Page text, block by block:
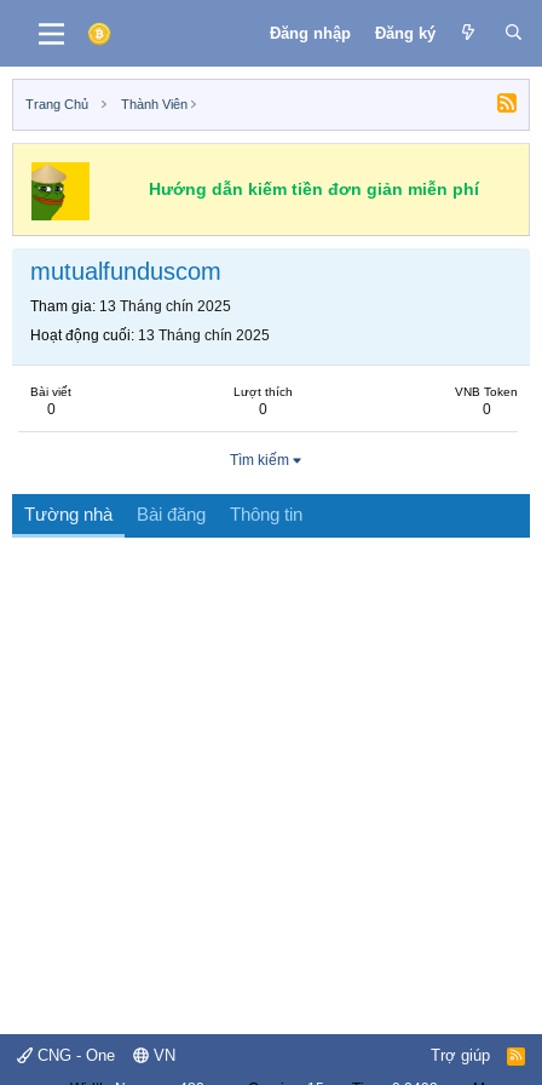
Đăng nhập Đăng ký
Trang Chủ Thành Viên
Hướng dẫn kiếm tiền đơn giản miễn phí
mutualfunduscom
Tham gia 13 Tháng chín 2025
Hoạt động cuối 13 Tháng chín 2025
Bài viết
0
Lượt thích
0
VNB Token
0
Tìm kiếm
Tường nhà Bài đăng Thông tin
CNG - One VN Trợ giúp
R